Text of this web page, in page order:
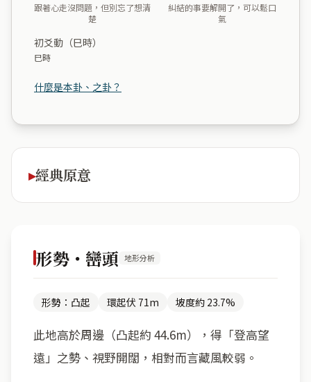
跟著心走沒問題，但別忘了想清
楚
糾結的事要解開了，可以鬆口
氣
初爻動（巳時）
巳時
什麼是本卦、之卦？
經典原意
形勢・巒頭 地形分析
形勢：凸起 環起伏 71m 坡度約 23.7%
此地高於周邊（凸起約 44.6m），得「登高望
遠」之勢、視野開闊，相對而言藏風較弱。